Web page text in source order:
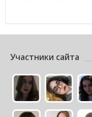
Участники сайта